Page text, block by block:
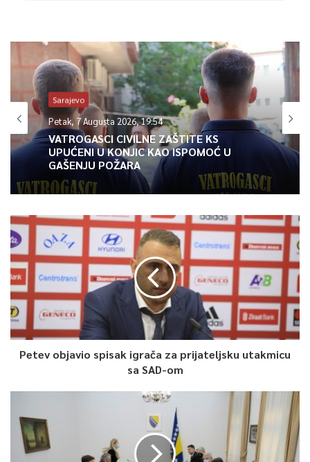
uručivati otkaz ugovora o radu nakon dva mjeseca agonije i
četiri neisplaćene plaće, a da se u javnosti šalje slika da
menadžment s ovakvim stanjem u koje su dovedeni radnici
nema nikakve veze”, navodi se u priopćenju Strukovnog
sindikata.
Sindikalisti su poručili kako razumiju da menadžmentu nije lako,
ali podsjećaju da je problem neuplaćivanja doprinosa, zbog
čega su računi blokirani, seže iz 2007. i 2008. godine, a do sada
0
Article Rating
Sarajevo
Petak, 7 Augusta 2026, 19:54
VATROGASCI CIVILNE ZAŠTITE KS
UPUĆENI U KONJIC KAO ISPOMOĆ U
GAŠENJU POŽARA
Petev objavio spisak igrača za prijateljsku utakmicu
sa SAD-om